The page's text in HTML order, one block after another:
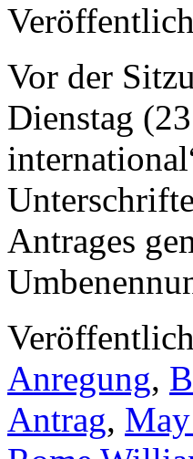
Vor der
Dienstag
Antrages
Anregung,
Antrag,